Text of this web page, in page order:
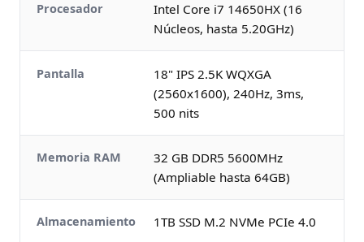
Procesador
Intel Core i7 14650HX (16
Núcleos, hasta 5.20GHz)
Pantalla
18" IPS 2.5K WQXGA
(2560x1600), 240Hz, 3ms,
500 nits
Memoria RAM
32 GB DDR5 5600MHz
(Ampliable hasta 64GB)
Almacenamiento 1TB SSD M.2 NVMe PCIe 4.0